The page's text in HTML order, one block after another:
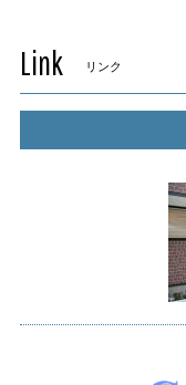
Link リンク